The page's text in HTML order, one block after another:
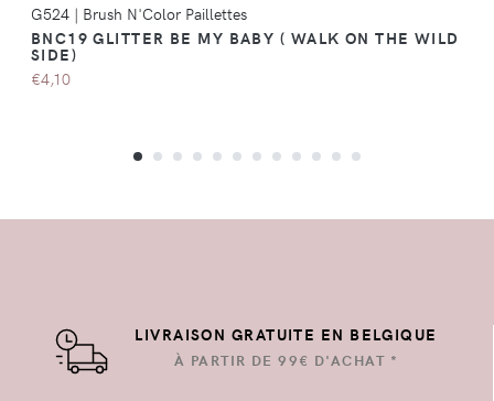
G524 | Brush N'Color Paillettes
BNC19 GLITTER BE MY BABY ( WALK ON THE WILD
SIDE)
€4,10
LIVRAISON GRATUITE EN BELGIQUE
À PARTIR DE 99€ D'ACHAT *